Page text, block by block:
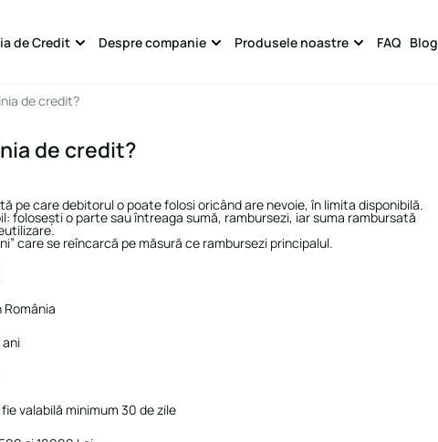
de Credit Despre companie Produsele noastre FAQ Blog
de credit?
de credit?
pe care debitorul o poate folosi oricând are nevoie, în limita disponibilă.
folosești o parte sau întreaga sumă, rambursezi, iar suma rambursată
care se reîncarcă pe măsură ce rambursezi principalul.
ani
valabilă minimum 30 de zile